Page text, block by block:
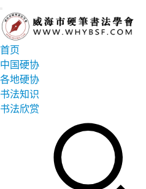
首页
中国硬协
各地硬协
书法知识
书法欣赏